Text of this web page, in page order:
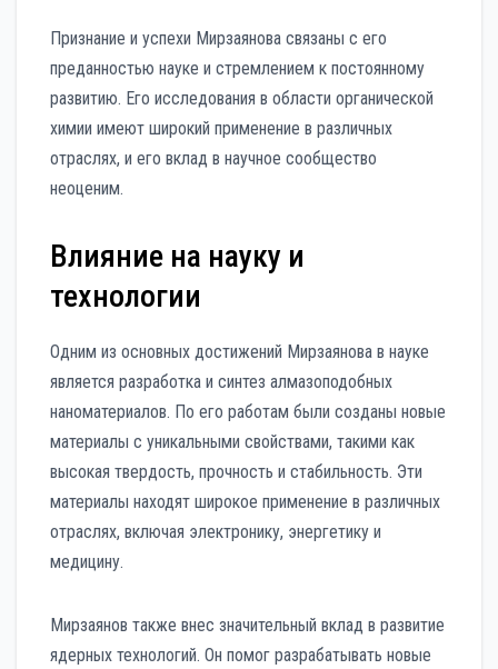
Признание и успехи Мирзаянова связаны с его
преданностью науке и стремлением к постоянному
развитию. Его исследования в области органической
химии имеют широкий применение в различных
отраслях, и его вклад в научное сообщество
неоценим.
Влияние на науку и
технологии
Одним из основных достижений Мирзаянова в науке
является разработка и синтез алмазоподобных
наноматериалов. По его работам были созданы новые
материалы с уникальными свойствами, такими как
высокая твердость, прочность и стабильность. Эти
материалы находят широкое применение в различных
отраслях, включая электронику, энергетику и
медицину.
Мирзаянов также внес значительный вклад в развитие
ядерных технологий. Он помог разрабатывать новые